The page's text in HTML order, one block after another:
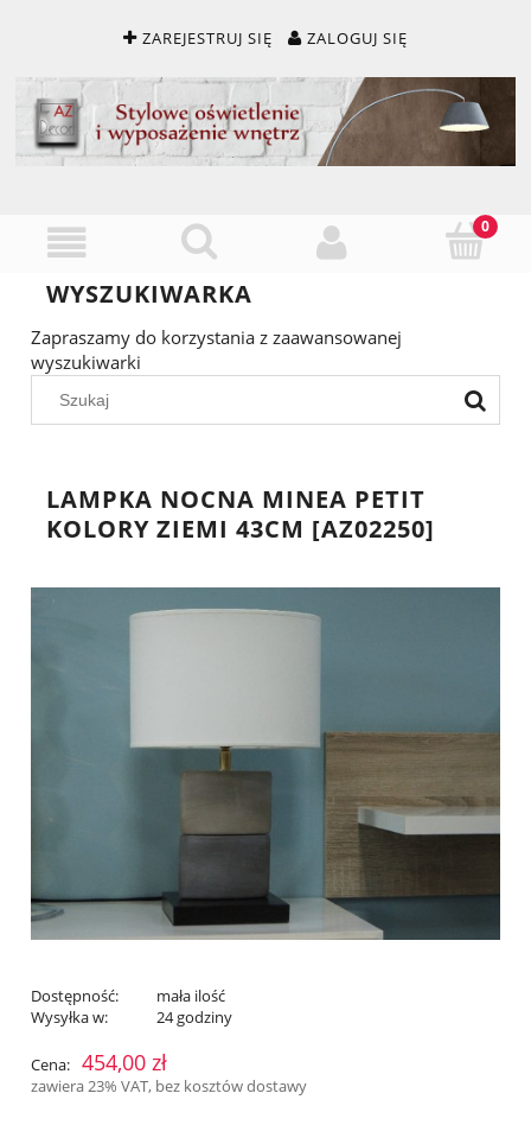
ZAREJESTRUJ SIĘ ZALOGUJ SIĘ
WYSZUKIWARKA
Zapraszamy do korzystania z zaawansowanej
wyszukiwarki
LAMPKA NOCNA MINEA PETIT
KOLORY ZIEMI 43CM [AZ02250]
Dostępność:
mała ilość
Wysyłka w:
24 godziny
Cena: 454,00 zł
zawiera 23% VAT, bez kosztów dostawy